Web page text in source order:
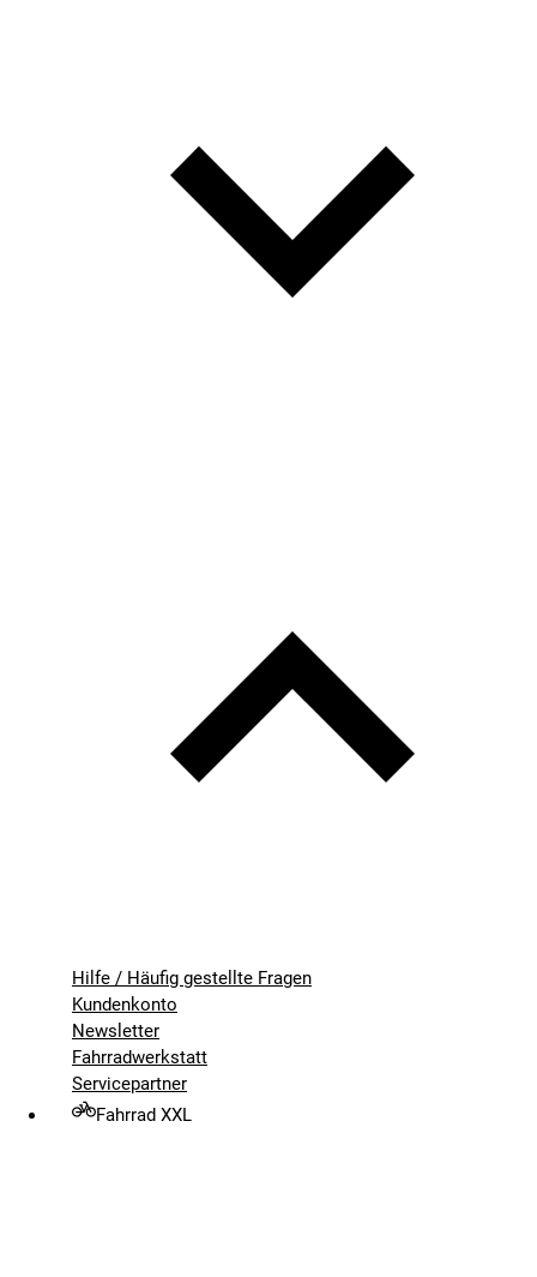
Hilfe / Häufig gestellte Fragen
Kundenkonto
Newsletter
Fahrradwerkstatt
Servicepartner
Fahrrad XXL